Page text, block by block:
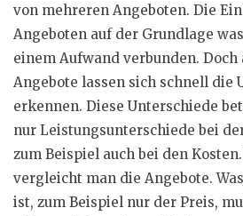
von mehreren Angeboten. Die
Angeboten auf der Grundlage
einem Aufwand verbunden. Doch
Angebote lassen sich schnell die
erkennen. Diese Unterschiede
nur Leistungsunterschiede bei
zum Beispiel auch bei den
vergleicht man die Angebote.
ist, zum Beispiel nur der Preis,